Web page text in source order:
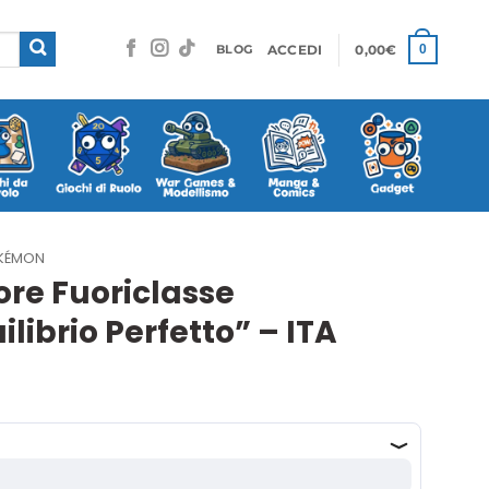
BLOG ACCEDI 0,00€ 0
Fuoriclasse
Perfetto” – ITA